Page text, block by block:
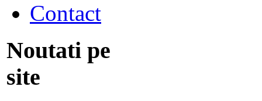
Contact
Noutati pe
site